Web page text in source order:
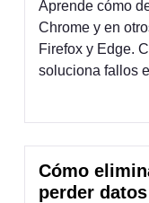
Aprende cómo
Chrome y en
Firefox y Edge.
soluciona fallos
Cómo
perder